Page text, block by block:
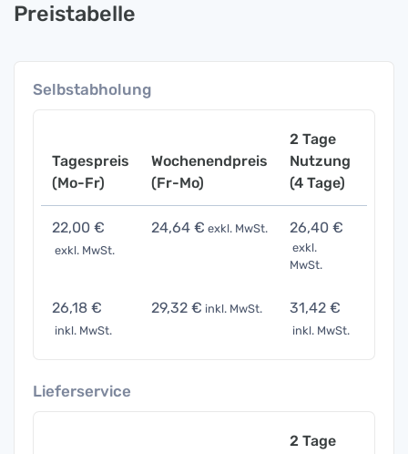
Preistabelle
Selbstabholung
Tagespreis
(Mo-Fr)
Wochenendpreis
(Fr-Mo)
2 Tage
Nutzung
(4 Tage)
22,00 €
exkl. MwSt.
24,64 € exkl. MwSt. 26,40 €
exkl.
MwSt.
26,18 €
inkl. MwSt.
29,32 € inkl. MwSt. 31,42 €
inkl. MwSt.
Lieferservice
2 Tage